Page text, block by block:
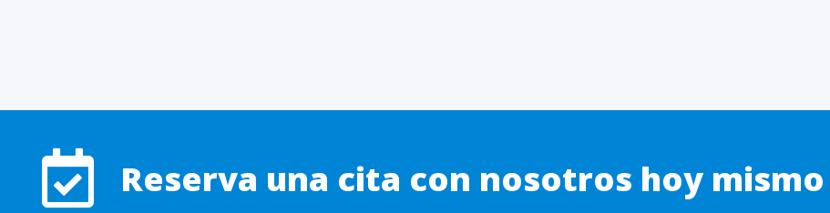
Reserva una cita con nosotros hoy mismo